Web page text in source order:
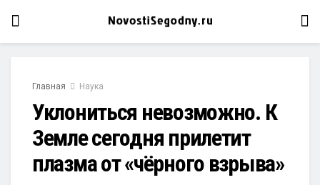
Главная Наука
Уклониться невозможно. К
Земле сегодня прилетит
плазма от «чёрного взрыва»